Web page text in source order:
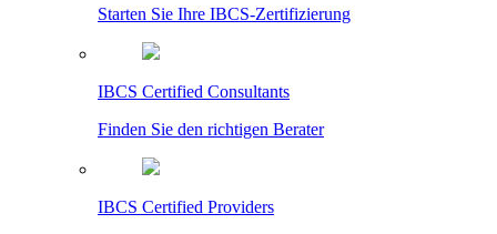
Starten Sie Ihre IBCS-Zertifizierung
IBCS Certified Consultants
Finden Sie den richtigen Berater
IBCS Certified Providers